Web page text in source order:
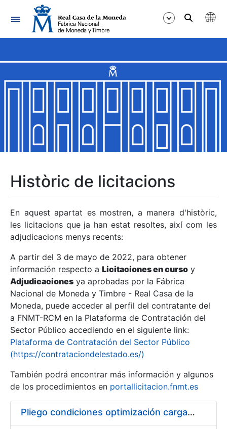
Navegació
Mostra/Amaga
Mostra/Amaga
Mostra/Amaga
Mostra/Amaga
Mostra/Amaga
Mostra/Amaga
Històric de licitacions
En aquest apartat es mostren, a manera d'històric,
les licitacions que ja han estat resoltes, així com les
adjudicacions menys recents:
A partir del 3 de mayo de 2022, para obtener
información respecto a Licitaciones en curso y
Adjudicaciones ya aprobadas por la Fábrica
Nacional de Moneda y Timbre - Real Casa de la
Moneda, puede acceder al perfil del contratante del
a FNMT-RCM en la Plataforma de Contratación del
Sector Público accediendo en el siguiente link:
Plataforma de Contratación del Sector Público
(https://contrataciondelestado.es/)
También podrá encontrar más información y algunos
de los procedimientos en portallicitacion.fnmt.es
Pliego condiciones optimización cargas compras firmado